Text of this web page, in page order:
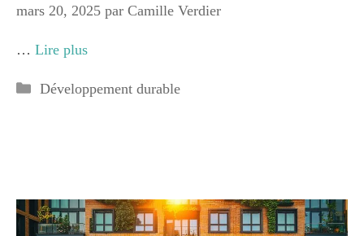
mars 20, 2025 par Camille Verdier
… Lire plus
Catégories
Développement durable